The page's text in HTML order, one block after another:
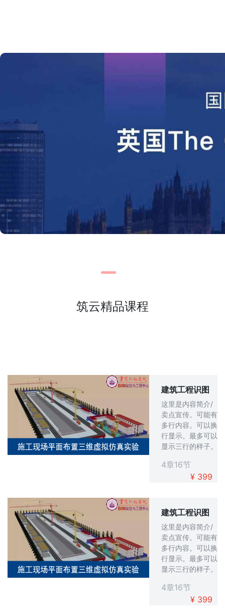
筑云精品课程
建筑工程识图
这里是内容简介/
卖点宣传。可能有
多行内容。可以换
行显示。最多可以
显示三行的样子。
4章16节
¥ 399
建筑工程识图
这里是内容简介/
卖点宣传。可能有
多行内容。可以换
行显示。最多可以
显示三行的样子。
4章16节
¥ 399